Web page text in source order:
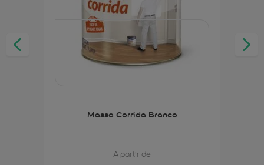
Massa Corrida Branco
A partir de